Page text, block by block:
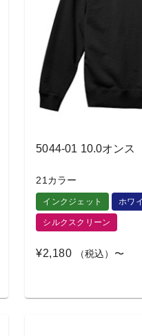
21カラー
インクジェット ホワ
シルクスクリーン
¥2,180 （税込）〜